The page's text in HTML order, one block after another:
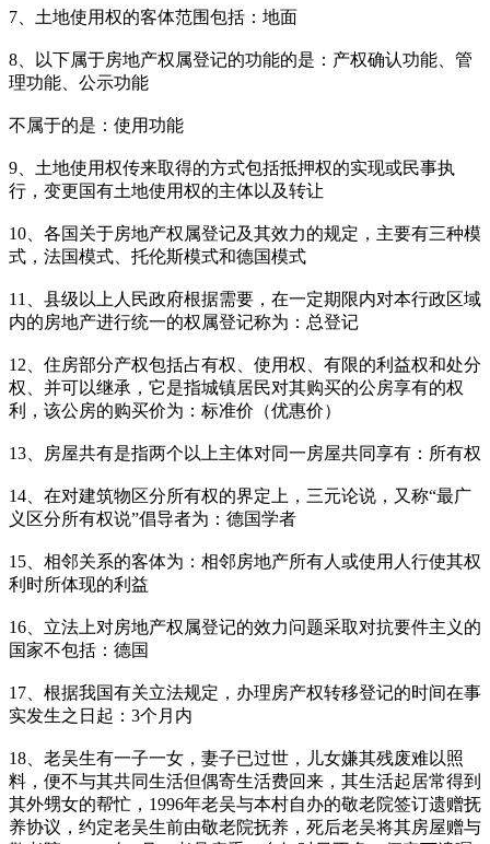
7、土地使用权的客体范围包括：地面
8、以下属于房地产权属登记的功能的是：产权确认功能、管
理功能、公示功能
不属于的是：使用功能
9、土地使用权传来取得的方式包括抵押权的实现或民事执
行，变更国有土地使用权的主体以及转让
10、各国关于房地产权属登记及其效力的规定，主要有三种模
式，法国模式、托伦斯模式和德国模式
11、县级以上人民政府根据需要，在一定期限内对本行政区域
内的房地产进行统一的权属登记称为：总登记
12、住房部分产权包括占有权、使用权、有限的利益权和处分
权、并可以继承，它是指城镇居民对其购买的公房享有的权
利，该公房的购买价为：标准价（优惠价）
13、房屋共有是指两个以上主体对同一房屋共同享有：所有权
14、在对建筑物区分所有权的界定上，三元论说，又称“最广
义区分所有权说”倡导者为：德国学者
15、相邻关系的客体为：相邻房地产所有人或使用人行使其权
利时所体现的利益
16、立法上对房地产权属登记的效力问题采取对抗要件主义的
国家不包括：德国
17、根据我国有关立法规定，办理房产权转移登记的时间在事
实发生之日起：3个月内
18、老吴生有一子一女，妻子已过世，儿女嫌其残废难以照
料，便不与其共同生活但偶寄生活费回来，其生活起居常得到
其外甥女的帮忙，1996年老吴与本村自办的敬老院签订遗赠抚
养协议，约定老吴生前由敬老院抚养，死后老吴将其房屋赠与